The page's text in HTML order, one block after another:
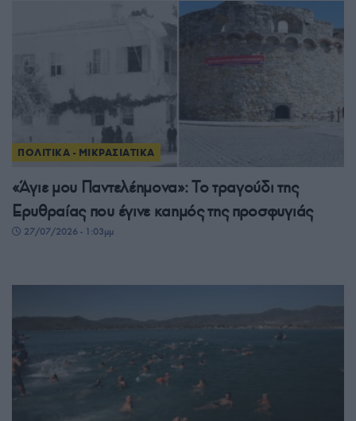
ΠΟΛΙΤΙΚΑ - ΜΙΚΡΑΣΙΑΤΙΚΑ
«Άγιε μου Παντελέημονα»: Το τραγούδι της
Ερυθραίας που έγινε καημός της προσφυγιάς
27/07/2026 - 1:03μμ